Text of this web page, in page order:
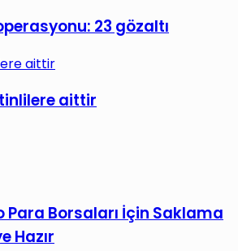
23 gözaltı
aittir
aittir
Para Borsaları İçin Saklama
Hazır